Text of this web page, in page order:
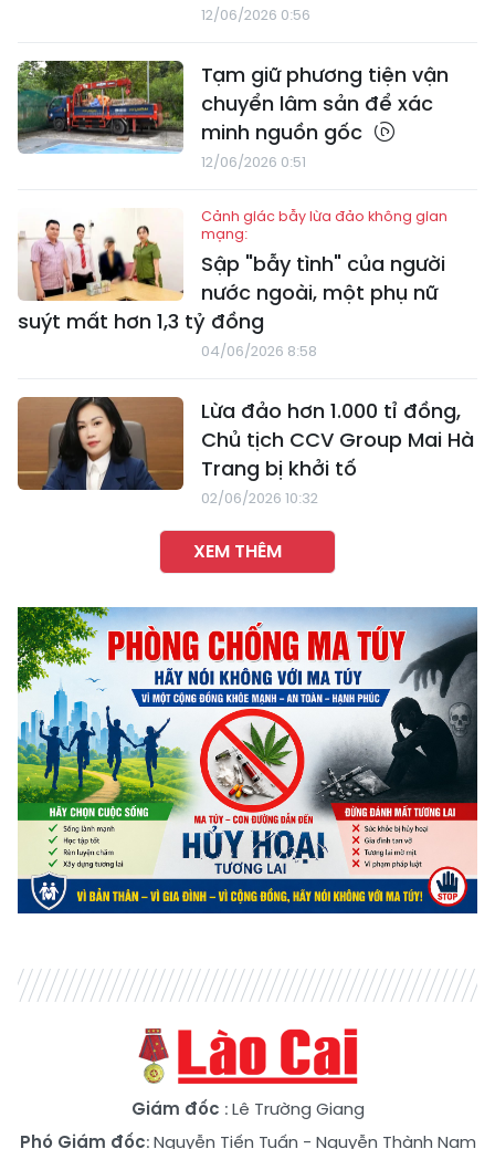
12/06/2026 0:56
Tạm giữ phương tiện vận
chuyển lâm sản để xác
minh nguồn gốc
12/06/2026 0:51
Cảnh giác bẫy lừa đảo không gian
mạng:
Sập "bẫy tình" của người
nước ngoài, một phụ nữ
suýt mất hơn 1,3 tỷ đồng
04/06/2026 8:58
Lừa đảo hơn 1.000 tỉ đồng,
Chủ tịch CCV Group Mai Hà
Trang bị khởi tố
02/06/2026 10:32
XEM THÊM
Giám đốc : Lê Trường Giang
Phó Giám đốc:Nguyễn Tiến Tuấn - Nguyễn Thành Nam